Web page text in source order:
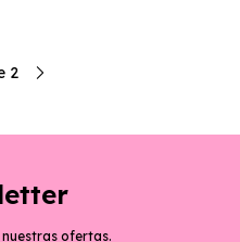
2
ofertas.